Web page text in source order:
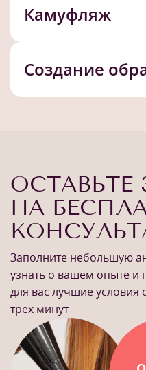
Камуфляж
Создание
ОСТАВЬТЕ
НА
Заполните небольшую
узнать о вашем опыте и
для вас лучшие
трех минут